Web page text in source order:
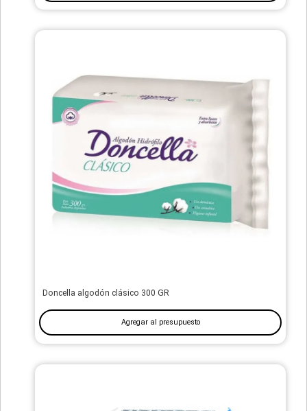
Doncella algodón clásico 300 GR
Agregar al presupuesto